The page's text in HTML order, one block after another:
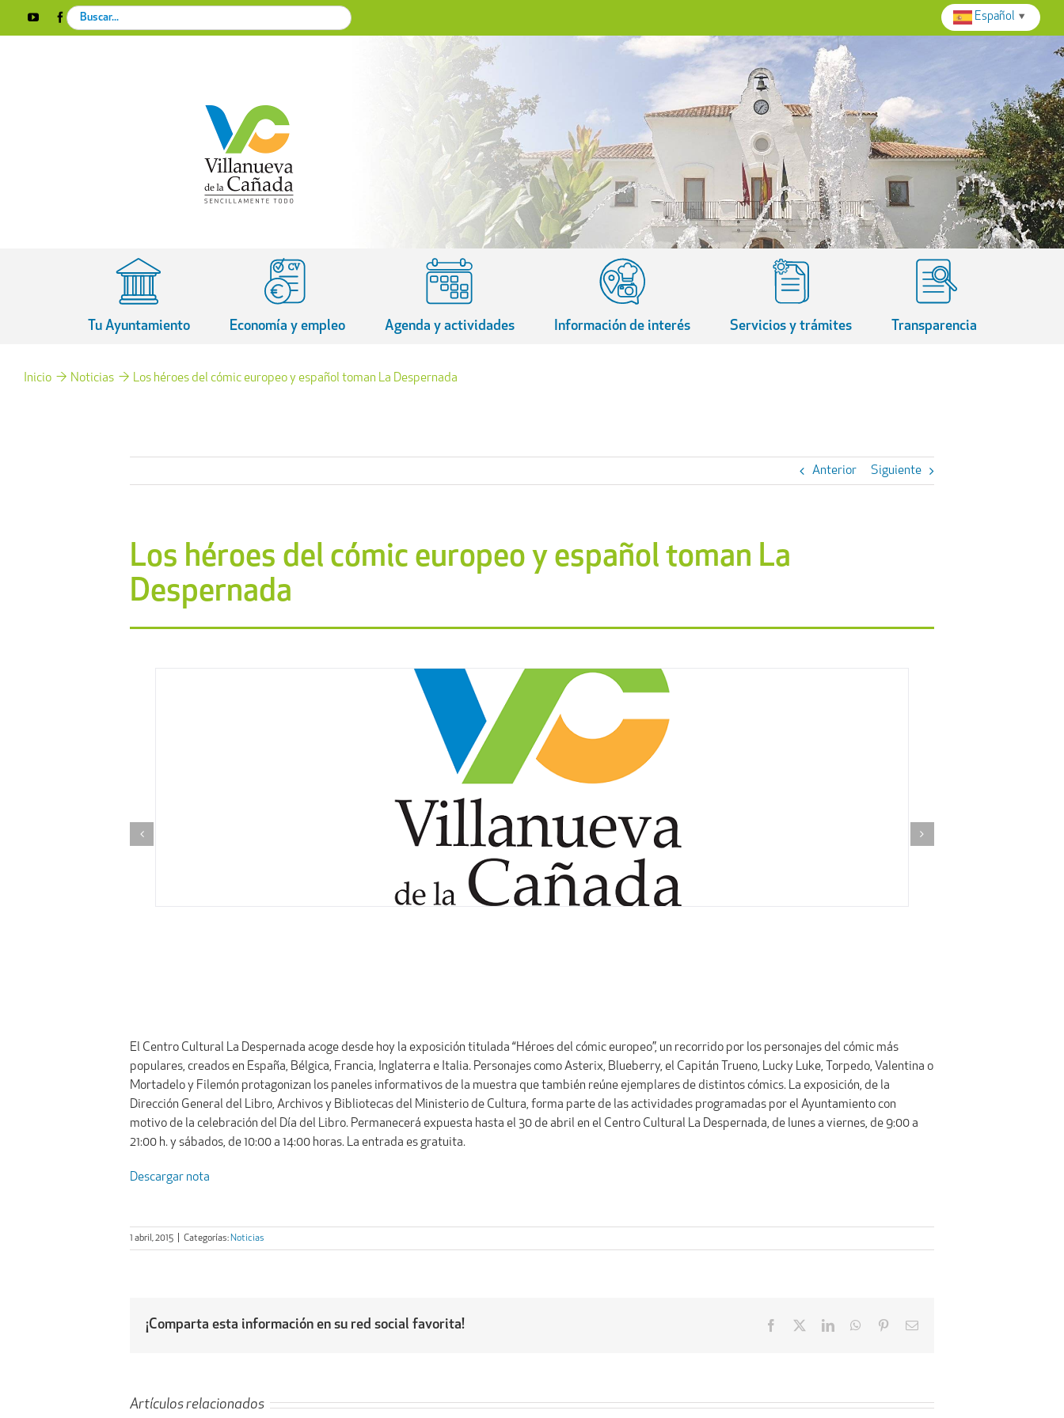
YouTubeFacebookInstagram
X
Search
for:
Tu Ayuntamiento Economía y empleo Agenda y actividades Información de interés Servicios y trámites Transparencia
Inicio Noticias Los héroes del cómic europeo y español toman La Despernada
Anterior Siguiente
Los héroes del cómic europeo y español toman La
Despernada
El Centro Cultural La Despernada acoge desde hoy la exposición titulada “Héroes del cómic europeo”, un recorrido por los personajes del cómic más
populares, creados en España, Bélgica, Francia, Inglaterra e Italia. Personajes como Asterix, Blueberry, el Capitán Trueno, Lucky Luke, Torpedo, Valentina o
Mortadelo y Filemón protagonizan los paneles informativos de la muestra que también reúne ejemplares de distintos cómics. La exposición, de la
Dirección General del Libro, Archivos y Bibliotecas del Ministerio de Cultura, forma parte de las actividades programadas por el Ayuntamiento con
motivo de la celebración del Día del Libro. Permanecerá expuesta hasta el 30 de abril en el Centro Cultural La Despernada, de lunes a viernes, de 9:00 a
21:00 h. y sábados, de 10:00 a 14:00 horas. La entrada es gratuita.
Descargar nota
1 abril, 2015 Categorías: Noticias
¡Comparta esta información en su red social favorita! Facebook LinkedInWhatsApp
PinterestEmail
Artículos relacionados
Español ▼